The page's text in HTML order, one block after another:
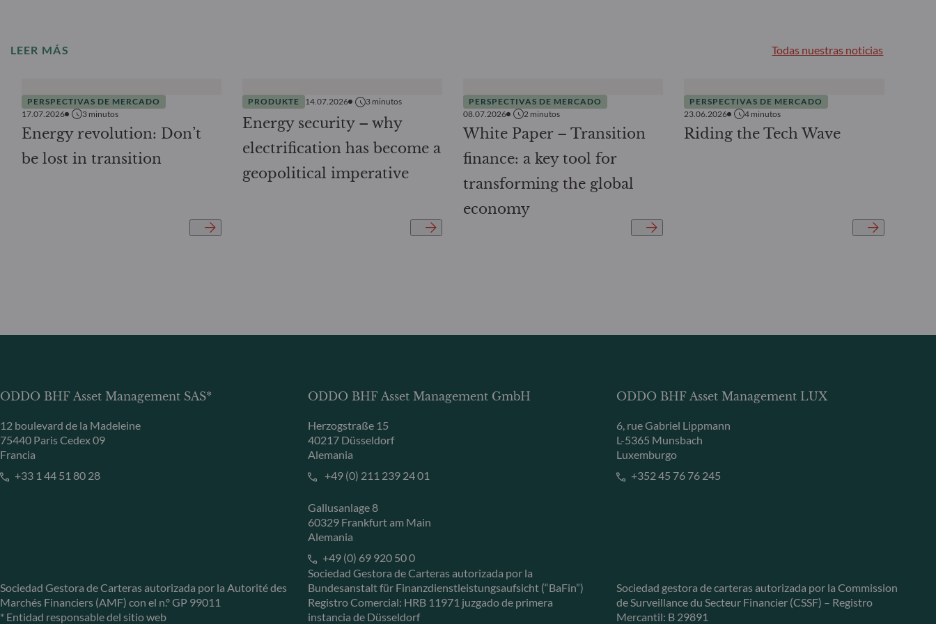
LEER MÁS Todas nuestras noticias
PERSPECTIVAS DE MERCADO
17.07.2026
3 minutos
Energy revolution: Don’t
be lost in transition
PRODUKTE 14.07.2026 3 minutos
Energy security – why
electrification has become a
geopolitical imperative
PERSPECTIVAS DE MERCADO
08.07.2026
2 minutos
White Paper – Transition
finance: a key tool for
transforming the global
economy
PERSPECTIVAS DE MERCADO
23.06.2026
4 minutos
Riding the Tech Wave
ODDO BHF Asset Management SAS*
12 boulevard de la Madeleine
75440 Paris Cedex 09
Francia
+33 1 44 51 80 28
Sociedad Gestora de Carteras autorizada por la Autorité des
Marchés Financiers (AMF) con el n.º GP 99011
* Entidad responsable del sitio web
ODDO BHF Asset Management GmbH
Herzogstraße 15
40217 Düsseldorf
Alemania
+49 (0) 211 239 24 01
Gallusanlage 8
60329 Frankfurt am Main
Alemania
+49 (0) 69 920 50 0
Sociedad Gestora de Carteras autorizada por la
Bundesanstalt für Finanzdienstleistungsaufsicht (“BaFin”)
Registro Comercial: HRB 11971 juzgado de primera
instancia de Düsseldorf
ODDO BHF Asset Management LUX
6, rue Gabriel Lippmann
L-5365 Munsbach
Luxemburgo
+352 45 76 76 245
Sociedad gestora de carteras autorizada por la Commission
de Surveillance du Secteur Financier (CSSF) – Registro
Mercantil: B 29891